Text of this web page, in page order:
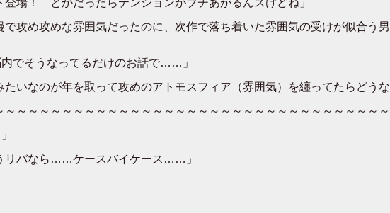
攻め攻めな雰囲気だったのに、次作で落ち着いた雰囲気の受けが似合う
でそうなってるだけのお話で……」
いなのが年を取って攻めのアトモスフィア（雰囲気）を纏ってたらどうな
～～～～～～～～～～～～～～～～～～～～～～～～～～～～～～～～
リバなら……ケースバイケース……」